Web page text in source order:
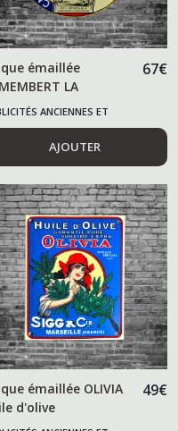
émaillée
LA
Normandie
67€
ANCIENNES ET
AJOUTER
émaillée OLIVIA
d'olive
49€